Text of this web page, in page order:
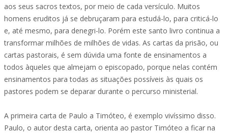
aos seus sacros textos, por meio de cada versículo. Muitos
homens eruditos já se debruçaram para estudá-lo, para criticá-lo
e, até mesmo, para denegri-lo. Porém este santo livro continua a
transformar milhões de milhões de vidas. As cartas da prisão, ou
cartas pastorais, é sem dúvida uma fonte de ensinamentos a
todos àqueles que almejam o episcopado, porque nelas contém
ensinamentos para todas as situações possíveis às quais os
pastores podem se deparar durante o percurso ministerial.
A primeira carta de Paulo a Timóteo, é exemplo vivíssimo disso.
Paulo, o autor desta carta, orienta ao pastor Timóteo a ficar na